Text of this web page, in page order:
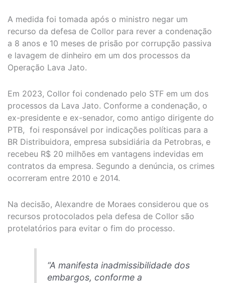
A medida foi tomada após o ministro negar um
recurso da defesa de Collor para rever a condenação
a 8 anos e 10 meses de prisão por corrupção passiva
e lavagem de dinheiro em um dos processos da
Operação Lava Jato.
Em 2023, Collor foi condenado pelo STF em um dos
processos da Lava Jato. Conforme a condenação, o
ex-presidente e ex-senador, como antigo dirigente do
PTB, foi responsável por indicações políticas para a
BR Distribuidora, empresa subsidiária da Petrobras, e
recebeu R$ 20 milhões em vantagens indevidas em
contratos da empresa. Segundo a denúncia, os crimes
ocorreram entre 2010 e 2014.
Na decisão, Alexandre de Moraes considerou que os
recursos protocolados pela defesa de Collor são
protelatórios para evitar o fim do processo.
“A manifesta inadmissibilidade dos
embargos, conforme a